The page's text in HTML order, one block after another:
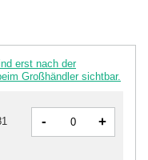
erst nach der
Großhändler sichtbar.
- +